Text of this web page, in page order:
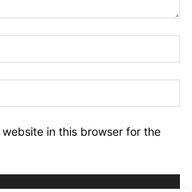
in this browser for the